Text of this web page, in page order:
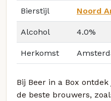
Bierstijl Noord
Alcohol 4.0%
Herkomst
Bij Beer in a Box
de beste brouwers,